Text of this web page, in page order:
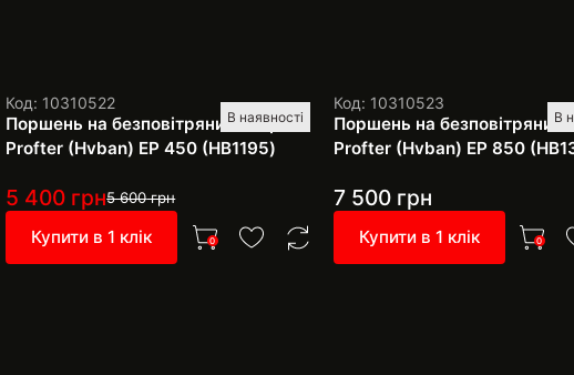
В наявності
Код: 10310522
Поршень на безповітряний апарат
Profter (Hvban) ЕР 450 (HB1195)
5 400 грн5 600грн
Купити в 1 клік 0
В
Код: 10310523
Поршень на безповітряний
Profter (Hvban) ЕР 850
7 500грн
Купити в 1 клік 0